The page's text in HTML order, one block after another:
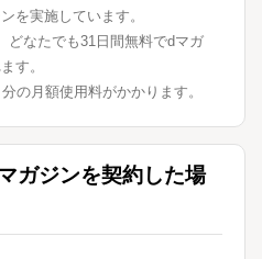
を実施しています。
どなたでも31日間無料でdマガ
す。
の月額使用料がかかります。
ガジンを契約した場